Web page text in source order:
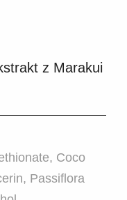
z Marakui
Coco
Passiflora